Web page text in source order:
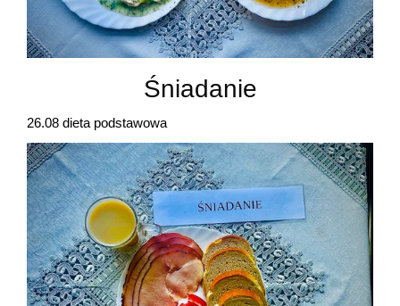
Śniadanie
26.08 dieta podstawowa